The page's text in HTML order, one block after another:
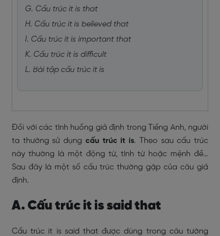
G. Cấu trúc it is that
H. Cấu trúc it is believed that
I. Cấu trúc it is important that
K. Cấu trúc it is difficult
L. Bài tập cấu trúc it is
Đối với các tình huống giả định trong Tiếng Anh, người
ta thường sử dụng cấu trúc it is. Theo sau cấu trúc
này thường là một động từ, tính từ hoặc mệnh đề…
Sau đây là một số cấu trúc thường gặp của câu giả
định.
A. Cấu trúc it is said that
Cấu trúc it is said that được dùng trong câu tường